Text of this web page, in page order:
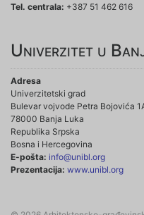
Tel. centrala: +387 51 462 616
Univerzitet u
Adresa
Univerzitetski grad
Bulevar vojvode Petra Bojovića
78000 Banja Luka
Republika Srpska
Bosna i Hercegovina
E-pošta: info@unibl.org
Prezentacija: www.unibl.org